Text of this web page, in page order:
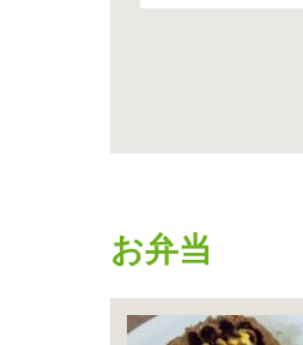
お弁当